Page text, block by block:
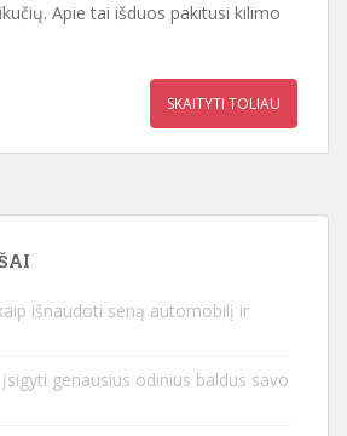
Apie tai išduos pakitusi kilimo
SKAITYTI TOLIAU
išnaudoti seną automobilį ir
geriausius odinius baldus savo